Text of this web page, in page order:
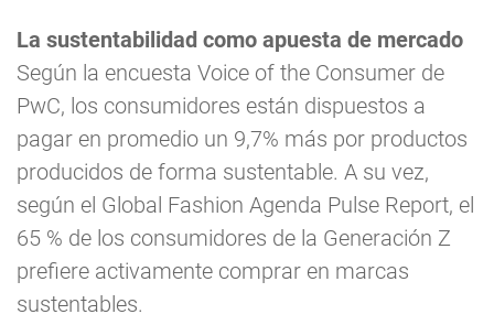
La sustentabilidad como apuesta de mercado
Según la encuesta Voice of the Consumer de
PwC, los consumidores están dispuestos a
pagar en promedio un 9,7% más por productos
producidos de forma sustentable. A su vez,
según el Global Fashion Agenda Pulse Report, el
65 % de los consumidores de la Generación Z
prefiere activamente comprar en marcas
sustentables.